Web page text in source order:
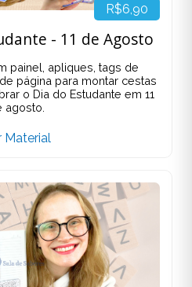
R$6,90
- 11 de Agosto
painel, apliques, tags de
página para montar cestas
o Dia do Estudante em 11
agosto.
Material